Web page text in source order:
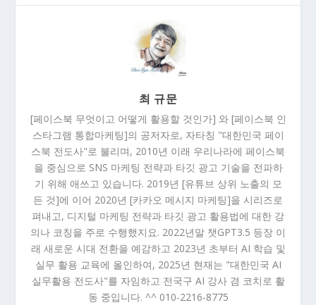
최 규문
[페이스북 무엇이고 어떻게 활용할 것인가] 와 [페이스북 인
스타그램 통합마케팅]의 공저자로, 자타칭 "대한민국 페이
스북 전도사"로 불리며, 2010년 이래 우리나라에 페이스북
을 중심으로 SNS 마케팅 전략과 타깃 광고 기술을 전파하
기 위해 애쓰고 있습니다. 2019년 [유튜브 상위 노출의 모
든 것]에 이어 2020년 [카카오 메시지 마케팅]을 시리즈로
펴내고, 디지털 마케팅 전략과 타깃 광고 활용법에 대한 강
의나 코칭을 주로 수행했지요. 2022년말 챗GPT3.5 등장 이
래 새로운 시대 전환을 예감하고 2023년 초부터 AI 학습 및
실무 활용 교육에 올인하여, 2025년 현재는 "대한민국 AI
실무활용 전도사"를 자임하고 전국구 AI 강사 겸 코치로 활
동 중입니다. ^^ 010-2216-8775